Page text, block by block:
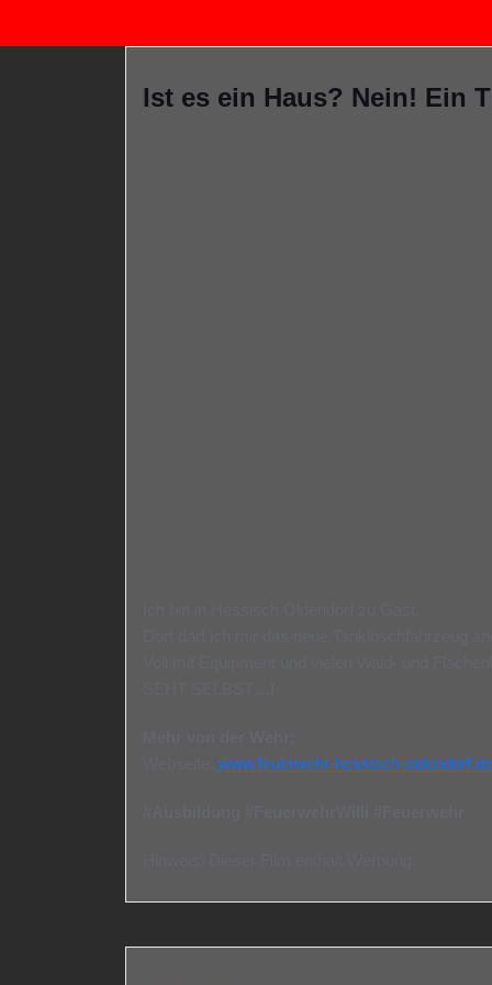
Ist es ein Haus? Nein! Ein
www.feuerwehr-hessisch-oldendorf.de